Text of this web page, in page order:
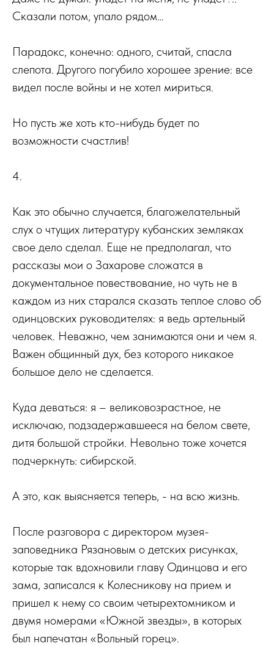
Сказали потом, упало рядом…
Парадокс, конечно: одного, считай, спасла
слепота. Другого погубило хорошее зрение: все
видел после войны и не хотел мириться.
Но пусть же хоть кто-нибудь будет по
возможности счастлив!
4.
Как это обычно случается, благожелательный
слух о чтущих литературу кубанских земляках
свое дело сделал. Еще не предполагал, что
рассказы мои о Захарове сложатся в
документальное повествование, но чуть не в
каждом из них старался сказать теплое слово об
одинцовских руководителях: я ведь артельный
человек. Неважно, чем занимаются они и чем я.
Важен общинный дух, без которого никакое
большое дело не сделается.
Куда деваться: я – великовозрастное, не
исключаю, подзадержавшееся на белом свете,
дитя большой стройки. Невольно тоже хочется
подчеркнуть: сибирской.
А это, как выясняется теперь, - на всю жизнь.
После разговора с директором музея-
заповедника Рязановым о детских рисунках,
которые так вдохновили главу Одинцова и его
зама, записался к Колесникову на прием и
пришел к нему со своим четырехтомником и
двумя номерами «Южной звезды», в которых
был напечатан «Вольный горец».